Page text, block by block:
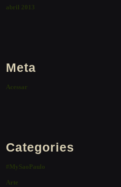
abril 2013
Meta
Acessar
Categories
#MySaoPaulo
Arte